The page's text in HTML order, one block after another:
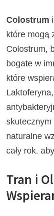
Colostrum i
które mogą
Colostrum,
bogate w
które
naturalne
cały rok,
Tran i